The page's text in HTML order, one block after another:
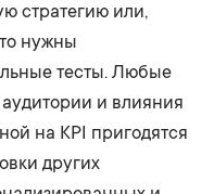
стратегию или,
нужны
тесты. Любые
и влияния
на KPI пригодятся
других